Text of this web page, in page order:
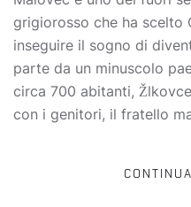
grigiorosso che ha scelto
inseguire il sogno di
parte da un minuscolo
circa 700 abitanti,
con i genitori, il fratello